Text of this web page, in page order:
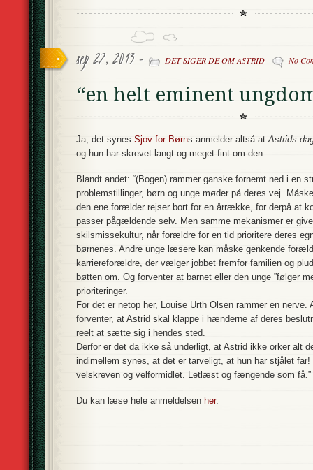
sep 27, 2013 - DET SIGER DE OM ASTRID No
“en helt eminent
Ja, det synes Sjov for Børns anmelder altså at Astrids
og hun har skrevet langt og meget fint om den.
Blandt andet: “(Bogen) rammer ganske fornemt ned i en
problemstillinger, børn og unge møder på deres vej.
den ene forælder rejser bort for en årrække, for derpå at
passer pågældende selv. Men samme mekanismer er
skilsmissekultur, når forældre for en tid prioritere deres
børnenes. Andre unge læsere kan måske genkende
karriereforældre, der vælger jobbet fremfor familien og
bøtten om. Og forventer at barnet eller den unge ”følger
prioriteringer.
For det er netop her, Louise Urth Olsen rammer en
forventer, at Astrid skal klappe i hænderne af deres
reelt at sætte sig i hendes sted.
Derfor er det da ikke så underligt, at Astrid ikke orker alt
indimellem synes, at det er tarveligt, at hun har stjålet
velskreven og velformidlet. Letlæst og fængende som få.”
Du kan læse hele anmeldelsen her.